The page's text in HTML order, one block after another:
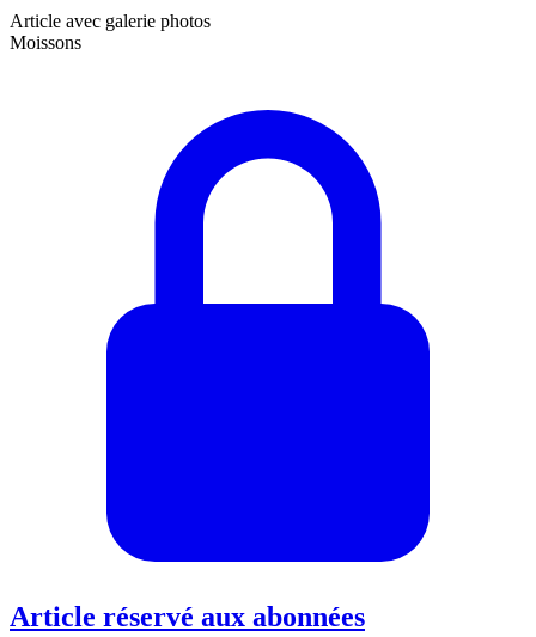
Article avec galerie photos
Moissons
Article réservé aux abonnées